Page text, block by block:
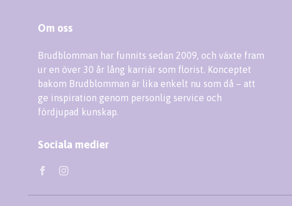
Om oss
Brudblomman har funnits sedan 2009, och växte fram
ur en över 30 år lång karriär som florist. Konceptet
bakom Brudblomman är lika enkelt nu som då – att
ge inspiration genom personlig service och
fördjupad kunskap.
Sociala medier